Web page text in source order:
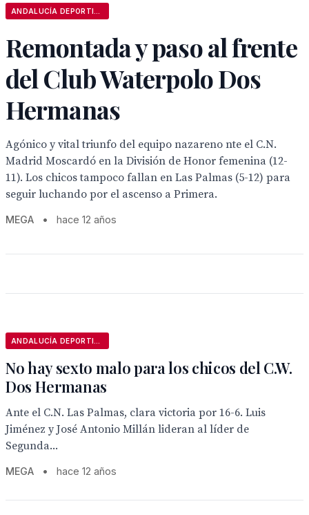
Remontada y paso al frente
del Club Waterpolo Dos
Hermanas
Agónico y vital triunfo del equipo nazareno nte el C.N.
Madrid Moscardó en la División de Honor femenina (12-
11). Los chicos tampoco fallan en Las Palmas (5-12) para
seguir luchando por el ascenso a Primera.
MEGA • hace 12 años
No hay sexto malo para los chicos del C.W.
Dos Hermanas
Ante el C.N. Las Palmas, clara victoria por 16-6. Luis
Jiménez y José Antonio Millán lideran al líder de
Segunda...
MEGA • hace 12 años